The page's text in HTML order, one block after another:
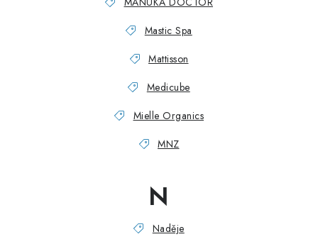
Mastic Spa
Mattisson
Medicube
Mielle Organics
MNZ
N
Naděje